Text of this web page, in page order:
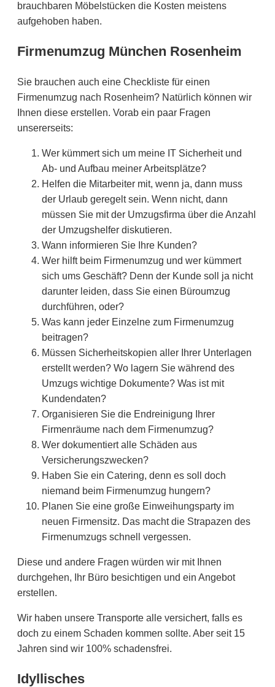
brauchbaren Möbelstücken die Kosten meistens
aufgehoben haben.
Firmenumzug München Rosenheim
Sie brauchen auch eine Checkliste für einen
Firmenumzug nach Rosenheim? Natürlich können wir
Ihnen diese erstellen. Vorab ein paar Fragen
unsererseits:
Wer kümmert sich um meine IT Sicherheit und
Ab- und Aufbau meiner Arbeitsplätze?
Helfen die Mitarbeiter mit, wenn ja, dann muss
der Urlaub geregelt sein. Wenn nicht, dann
müssen Sie mit der Umzugsfirma über die Anzahl
der Umzugshelfer diskutieren.
Wann informieren Sie Ihre Kunden?
Wer hilft beim Firmenumzug und wer kümmert
sich ums Geschäft? Denn der Kunde soll ja nicht
darunter leiden, dass Sie einen Büroumzug
durchführen, oder?
Was kann jeder Einzelne zum Firmenumzug
beitragen?
Müssen Sicherheitskopien aller Ihrer Unterlagen
erstellt werden? Wo lagern Sie während des
Umzugs wichtige Dokumente? Was ist mit
Kundendaten?
Organisieren Sie die Endreinigung Ihrer
Firmenräume nach dem Firmenumzug?
Wer dokumentiert alle Schäden aus
Versicherungszwecken?
Haben Sie ein Catering, denn es soll doch
niemand beim Firmenumzug hungern?
Planen Sie eine große Einweihungsparty im
neuen Firmensitz. Das macht die Strapazen des
Firmenumzugs schnell vergessen.
Diese und andere Fragen würden wir mit Ihnen
durchgehen, Ihr Büro besichtigen und ein Angebot
erstellen.
Wir haben unsere Transporte alle versichert, falls es
doch zu einem Schaden kommen sollte. Aber seit 15
Jahren sind wir 100% schadensfrei.
Idyllisches